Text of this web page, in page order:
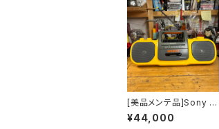
[美品メンテ品]Sony S
ports CFS-905 ラジ
カセ
¥44,000